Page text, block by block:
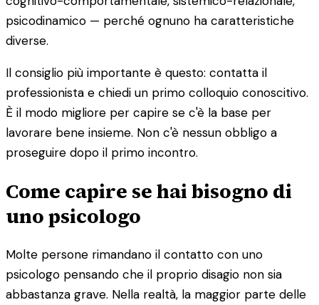
psicodinamico — perché ognuno ha caratteristiche
diverse.
Il consiglio più importante è questo: contatta il
professionista e chiedi un primo colloquio conoscitivo.
È il modo migliore per capire se c'è la base per
lavorare bene insieme. Non c'è nessun obbligo a
proseguire dopo il primo incontro.
Come capire se hai bisogno di
uno psicologo
Molte persone rimandano il contatto con uno
psicologo pensando che il proprio disagio non sia
abbastanza grave. Nella realtà, la maggior parte delle